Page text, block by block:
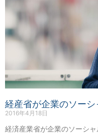
経産省が企業のソー
2016年4月18日
経済産業省が企業のソーシ